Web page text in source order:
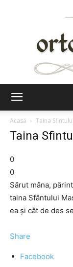
Acasă
Taina
Taina
0
0
Sărut mâna,
taina Sfântului
ea şi cât de des
Share
Facebook